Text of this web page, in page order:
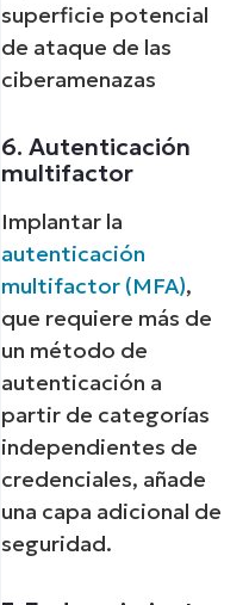
superficie potencial
de ataque de las
ciberamenazas
6. Autenticación
multifactor
Implantar la
autenticación
multifactor (MFA),
que requiere más de
un método de
autenticación a
partir de categorías
independientes de
credenciales, añade
una capa adicional de
seguridad.